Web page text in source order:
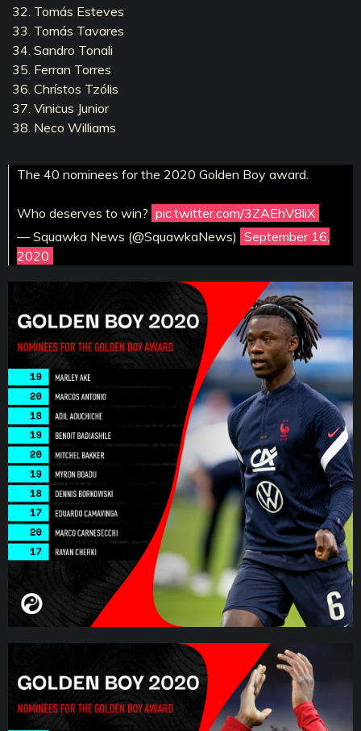
Tomás Esteves
Tomás Tavares
Sandro Tonali
Ferran Torres
Chrístos Tzólis
Vinicus Junior
Neco Williams
The 40 nominees for the 2020 Golden Boy award.
Who deserves to win? pic.twitter.com/3ZAEhV8liX
— Squawka News (@SquawkaNews) September 16,
2020